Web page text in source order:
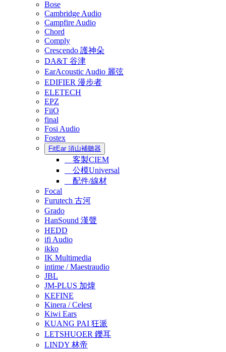
Bose
Cambridge Audio
Campfire Audio
Chord
Comply
Crescendo 護神朵
DA&T 谷津
EarAcoustic Audio 麗弦
EDIFIER 漫步者
ELETECH
EPZ
FiiO
final
Fosi Audio
Fostex
FitEar 須山補聽器
客製CIEM
公模Universal
配件/線材
Focal
Furutech 古河
Grado
HanSound 漢聲
HEDD
ifi Audio
ikko
IK Multimedia
intime / Maestraudio
JBL
JM-PLUS 加煒
KEFINE
Kinera / Celest
Kiwi Ears
KUANG PAI 狂派
LETSHUOER 鑠耳
LINDY 林帝